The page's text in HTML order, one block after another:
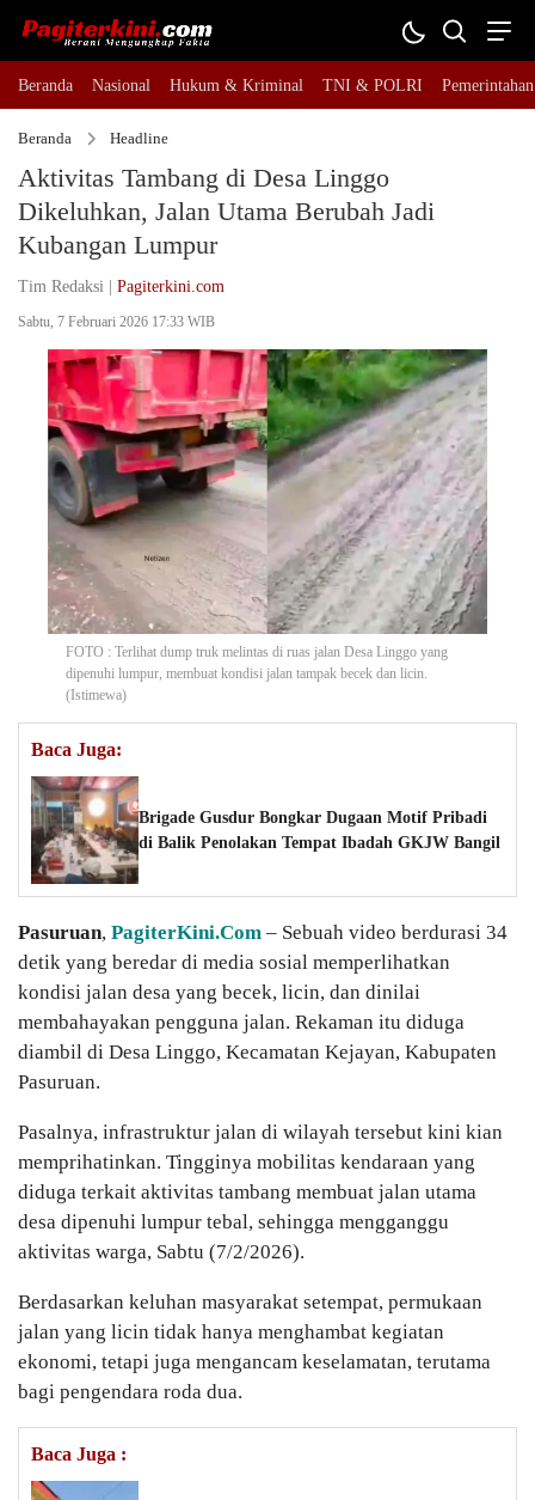
Beranda Nasional Hukum & Kriminal TNI & POLRI Pemerintahan
Beranda Headline
Aktivitas Tambang di Desa Linggo
Dikeluhkan, Jalan Utama Berubah Jadi
Kubangan Lumpur
Tim Redaksi | Pagiterkini.com
Sabtu, 7 Februari 2026 17:33 WIB
FOTO : Terlihat dump truk melintas di ruas jalan Desa Linggo yang
dipenuhi lumpur, membuat kondisi jalan tampak becek dan licin.
(Istimewa)
Baca Juga:
Brigade Gusdur Bongkar Dugaan Motif Pribadi
di Balik Penolakan Tempat Ibadah GKJW Bangil
Pasuruan, PagiterKini.Com – Sebuah video berdurasi 34
detik yang beredar di media sosial memperlihatkan
kondisi jalan desa yang becek, licin, dan dinilai
membahayakan pengguna jalan. Rekaman itu diduga
diambil di Desa Linggo, Kecamatan Kejayan, Kabupaten
Pasuruan.
Pasalnya, infrastruktur jalan di wilayah tersebut kini kian
memprihatinkan. Tingginya mobilitas kendaraan yang
diduga terkait aktivitas tambang membuat jalan utama
desa dipenuhi lumpur tebal, sehingga mengganggu
aktivitas warga, Sabtu (7/2/2026).
Berdasarkan keluhan masyarakat setempat, permukaan
jalan yang licin tidak hanya menghambat kegiatan
ekonomi, tetapi juga mengancam keselamatan, terutama
bagi pengendara roda dua.
Baca Juga :